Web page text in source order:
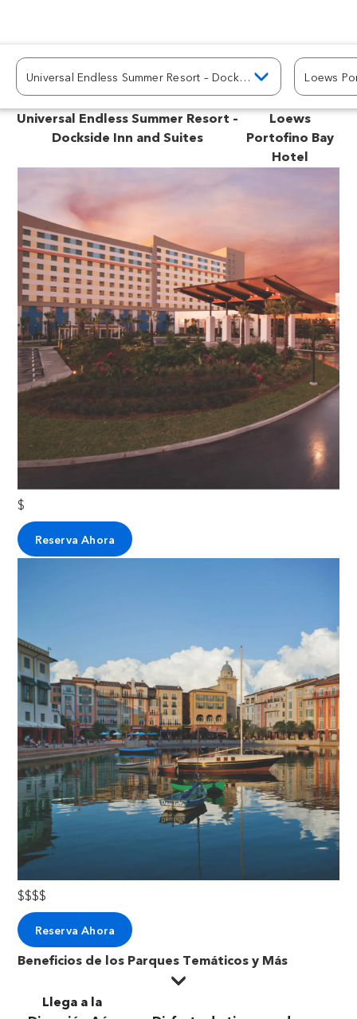
Universal Endless Summer Resort – Dockside Inn and Suites Loews
Universal Endless Summer Resort –
Dockside Inn and Suites
Loews
Portofino Bay
Hotel
$
Reserva Ahora
$$$$
Reserva Ahora
Beneficios de los Parques Temáticos y Más
Llega a la